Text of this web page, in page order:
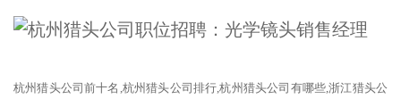
杭州猎头公司前十名 ,杭州猎头公司排行,杭州 猎头公司 有哪些,浙江猎头公